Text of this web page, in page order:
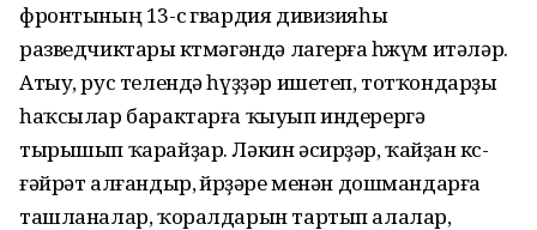
фронтының 13-сө гвардия дивизияһы
разведчиктары көтмәгәндә лагерға һөжүм итәләр.
Атыу, рус телендә һүҙҙәр ишетеп, тотҡондарҙы
һаҡсылар барактарға ҡыуып индерергә
тырышып ҡарайҙар. Ләкин әсирҙәр, ҡайҙан көс-
ғәйрәт алғандыр, өйөрҙәре менән дошмандарға
ташланалар, ҡоралдарын тартып алалар,